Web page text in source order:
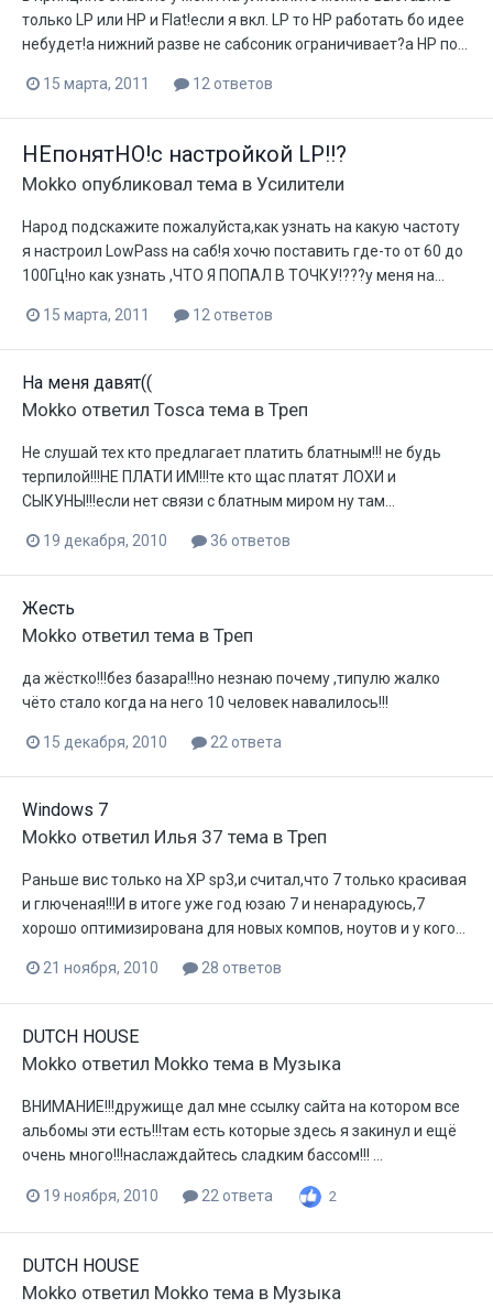
только LP или HP и Flat!если я вкл. LP то HP работать бо идее
небудет!а нижний разве не сабсоник ограничивает?а HP по...
15 марта, 2011 12 ответов
НЕпонятНО!с настройкой LP!!?
Mokko опубликовал тема в Усилители
Народ подскажите пожалуйста,как узнать на какую частоту
я настроил LowPass на саб!я хочю поставить где-то от 60 до
100Гц!но как узнать ,ЧТО Я ПОПАЛ В ТОЧКУ!???у меня на...
15 марта, 2011 12 ответов
На меня давят((
Mokko ответил Tosca тема в Треп
Не слушай тех кто предлагает платить блатным!!! не будь
терпилой!!!НЕ ПЛАТИ ИМ!!!те кто щас платят ЛОХИ и
СЫКУНЫ!!!если нет связи с блатным миром ну там...
19 декабря, 2010 36 ответов
Жесть
Mokko ответил тема в Треп
да жёстко!!!без базара!!!но незнаю почему ,типулю жалко
чёто стало когда на него 10 человек навалилось!!!
15 декабря, 2010 22 ответа
Windows 7
Mokko ответил Илья 37 тема в Треп
Раньше вис только на XP sp3,и считал,что 7 только красивая
и глюченая!!!И в итоге уже год юзаю 7 и ненарадуюсь,7
хорошо оптимизирована для новых компов, ноутов и у кого...
21 ноября, 2010 28 ответов
DUTCH HOUSE
Mokko ответил Mokko тема в Музыка
ВНИМАНИЕ!!!дружище дал мне ссылку сайта на котором все
альбомы эти есть!!!там есть которые здесь я закинул и ещё
очень много!!!наслаждайтесь сладким бассом!!! ...
19 ноября, 2010 22 ответа 2
DUTCH HOUSE
Mokko ответил Mokko тема в Музыка